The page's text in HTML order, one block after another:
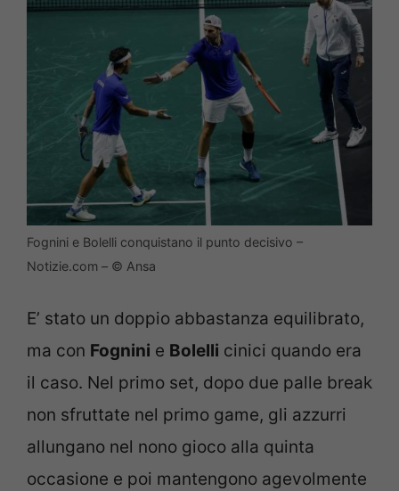
Fognini e Bolelli conquistano il punto decisivo –
Notizie.com – © Ansa
E’ stato un doppio abbastanza equilibrato,
ma con Fognini e Bolelli cinici quando era
il caso. Nel primo set, dopo due palle break
non sfruttate nel primo game, gli azzurri
allungano nel nono gioco alla quinta
occasione e poi mantengono agevolmente